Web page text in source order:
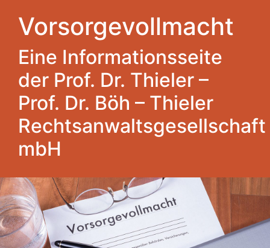
Vorsorgevollmacht
Eine Informationsseite
der Prof. Dr. Thieler –
Prof. Dr. Böh – Thieler
Rechtsanwaltsgesellschaft
mbH